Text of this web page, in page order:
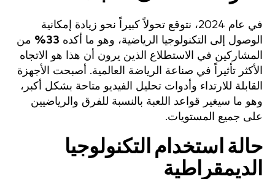
في عام 2024، نتوقع تحولاً كبيراً نحو زيادة إمكانية
الوصول إلى التكنولوجيا الرياضية، وهو ما أكده 33%
من
المشاركين في الاستطلاع الذين يرون أن هذا هو الاتجاه
الأكثر تأثيراً في صناعة الرياضة العالمية. أصبحت الأجهزة
القابلة للارتداء وأدوات تحليل الفيديو متاحة بشكل أكبر،
وهو ما سيغير قواعد اللعبة بالنسبة للفرق والرياضيين
على جميع المستويات.
حالة استخدام التكنولوجيا
الديمقراطية